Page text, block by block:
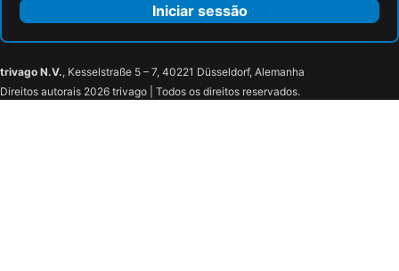
Iniciar sessão
trivago N.V., Kesselstraße 5 – 7, 40221 Düsseldorf, Alemanha
Direitos autorais 2026 trivago | Todos os direitos reservados.